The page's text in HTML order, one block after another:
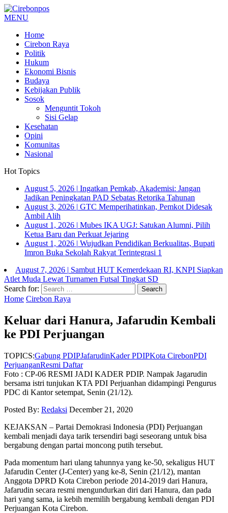
MENU
Home
Cirebon Raya
Politik
Hukum
Ekonomi Bisnis
Budaya
Kebijakan Publik
Sosok
Menguntit Tokoh
Sisi Gelap
Kesehatan
Opini
Komunitas
Nasional
Hot Topics
August 5, 2026 | Ingatkan Pemkab, Akademisi: Jangan
Jadikan Peningkatan PAD Sebatas Retorika Tahunan
August 3, 2026 | GTC Memperihatinkan, Pemkot Didesak
Ambil Alih
August 1, 2026 | Mubes IKA UGJ: Satukan Alumni, Pilih
Ketua Baru dan Perkuat Jejaring
August 1, 2026 | Wujudkan Pendidikan Berkualitas, Bupati
Imron Buka Sekolah Rakyat Terintegrasi 1
August 7, 2026 | Sambut HUT Kemerdekaan RI, KNPI Siapkan
Atlet Muda Lewat Turnamen Futsal Tingkat SD
Search for:
Home Cirebon Raya
Keluar dari Hanura, Jafarudin Kembali
ke PDI Perjuangan
TOPICS:Gabung PDIPJafarudinKader PDIPKota CirebonPDI
PerjuanganResmi Daftar
Foto : CP-06 RESMI JADI KADER PDIP. Nampak Jagarudin
bersama istri tunjukan KTA PDI Perjuanhan didampingi Pengurus
PDC di Kantor setempat, Senin (21/12).
Posted By: Redaksi December 21, 2020
KEJAKSAN – Partai Demokrasi Indonesia (PDI) Perjuangan
kembali menjadi daya tarik tersendiri bagi seseorang untuk bisa
bergabung dengan partai moncong putih tersebut.
Pada momentum hari ulang tahunnya yang ke-50, sekaligus HUT
Jafarudin Center (J-Center) yang ke-8, Senin (21/12), mantan
Anggota DPRD Kota Cirebon periode 2014-2019 dari Hanura,
Jafarudin secara resmi mengundurkan diri dari Hanura, dan pada
hari yang sama, ia kebih memilih bergabung kembali dengan PDI
Perjuangan Kota Cirebon.